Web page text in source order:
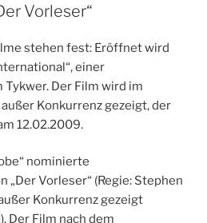
Vorleser“
stehen fest: Eröffnet wird
einer
Der Film wird im
Konkurrenz gezeigt, der
12.02.2009.
nominierte
Vorleser“ (Regie: Stephen
Konkurrenz gezeigt
Der Film nach dem